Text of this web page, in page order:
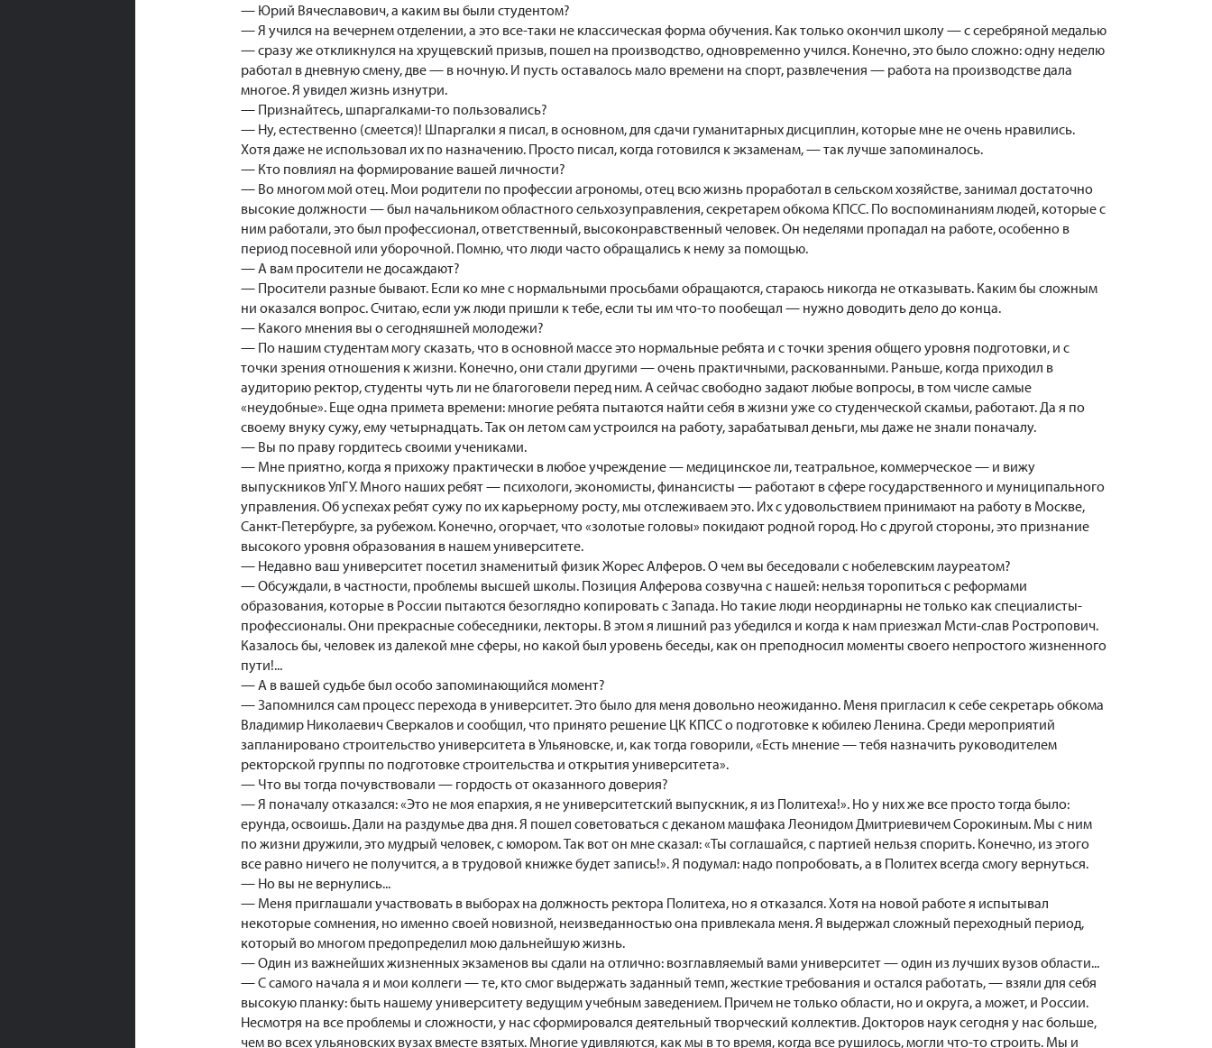
— Юрий Вячеславович, а каким вы были студентом?
— Я учился на вечернем отделении, а это все-таки не классическая форма обучения. Как только окончил школу — с серебряной медалью
— сразу же откликнулся на хрущевский призыв, пошел на производство, одновременно учился. Конечно, это было сложно: одну неделю
работал в дневную смену, две — в ночную. И пусть оставалось мало времени на спорт, развлечения — работа на производстве дала
многое. Я увидел жизнь изнутри.
— Признайтесь, шпаргалками-то пользовались?
— Ну, естественно (смеется)! Шпаргалки я писал, в основном, для сдачи гуманитарных дисциплин, которые мне не очень нравились.
Хотя даже не использовал их по назначению. Просто писал, когда готовился к экзаменам, — так лучше запоминалось.
— Кто повлиял на формирование вашей личности?
— Во многом мой отец. Мои родители по профессии агрономы, отец всю жизнь проработал в сельском хозяйстве, занимал достаточно
высокие должности — был начальником областного сельхозуправления, секретарем обкома КПСС. По воспоминаниям людей, которые с
ним работали, это был профессионал, ответственный, высоконравственный человек. Он неделями пропадал на работе, особенно в
период посевной или уборочной. Помню, что люди часто обращались к нему за помощью.
— А вам просители не досаждают?
— Просители разные бывают. Если ко мне с нормальными просьбами обращаются, стараюсь никогда не отказывать. Каким бы сложным
ни оказался вопрос. Считаю, если уж люди пришли к тебе, если ты им что-то пообещал — нужно доводить дело до конца.
— Какого мнения вы о сегодняшней молодежи?
— По нашим студентам могу сказать, что в основной массе это нормальные ребята и с точки зрения общего уровня подготовки, и с
точки зрения отношения к жизни. Конечно, они стали другими — очень практичными, раскованными. Раньше, когда приходил в
аудиторию ректор, студенты чуть ли не благоговели перед ним. А сейчас свободно задают любые вопросы, в том числе самые
«неудобные». Еще одна примета времени: многие ребята пытаются найти себя в жизни уже со студенческой скамьи, работают. Да я по
своему внуку сужу, ему четырнадцать. Так он летом сам устроился на работу, зарабатывал деньги, мы даже не знали поначалу.
— Вы по праву гордитесь своими учениками.
— Мне приятно, когда я прихожу практически в любое учреждение — медицинское ли, театральное, коммерческое — и вижу
выпускников УлГУ. Много наших ребят — психологи, экономисты, финансисты — работают в сфере государственного и муниципального
управления. Об успехах ребят сужу по их карьерному росту, мы отслеживаем это. Их с удовольствием принимают на работу в Москве,
Санкт-Петербурге, за рубежом. Конечно, огорчает, что «золотые головы» покидают родной город. Но с другой стороны, это признание
высокого уровня образования в нашем университете.
— Недавно ваш университет посетил знаменитый физик Жорес Алферов. О чем вы беседовали с нобелевским лауреатом?
— Обсуждали, в частности, проблемы высшей школы. Позиция Алферова созвучна с нашей: нельзя торопиться с реформами
образования, которые в России пытаются безоглядно копировать с Запада. Но такие люди неординарны не только как специалисты-
профессионалы. Они прекрасные собеседники, лекторы. В этом я лишний раз убедился и когда к нам приезжал Мсти-слав Ростропович.
Казалось бы, человек из далекой мне сферы, но какой был уровень беседы, как он преподносил моменты своего непростого жизненного
пути!...
— А в вашей судьбе был особо запоминающийся момент?
— Запомнился сам процесс перехода в университет. Это было для меня довольно неожиданно. Меня пригласил к себе секретарь обкома
Владимир Николаевич Сверкалов и сообщил, что принято решение ЦК КПСС о подготовке к юбилею Ленина. Среди мероприятий
запланировано строительство университета в Ульяновске, и, как тогда говорили, «Есть мнение — тебя назначить руководителем
ректорской группы по подготовке строительства и открытия университета».
— Что вы тогда почувствовали — гордость от оказанного доверия?
— Я поначалу отказался: «Это не моя епархия, я не университетский выпускник, я из Политеха!». Но у них же все просто тогда было:
ерунда, освоишь. Дали на раздумье два дня. Я пошел советоваться с деканом машфака Леонидом Дмитриевичем Сорокиным. Мы с ним
по жизни дружили, это мудрый человек, с юмором. Так вот он мне сказал: «Ты соглашайся, с партией нельзя спорить. Конечно, из этого
все равно ничего не получится, а в трудовой книжке будет запись!». Я подумал: надо попробовать, а в Политех всегда смогу вернуться.
— Но вы не вернулись...
— Меня приглашали участвовать в выборах на должность ректора Политеха, но я отказался. Хотя на новой работе я испытывал
некоторые сомнения, но именно своей новизной, неизведанностью она привлекала меня. Я выдержал сложный переходный период,
который во многом предопределил мою дальнейшую жизнь.
— Один из важнейших жизненных экзаменов вы сдали на отлично: возглавляемый вами университет — один из лучших вузов области...
— С самого начала я и мои коллеги — те, кто смог выдержать заданный темп, жесткие требования и остался работать, — взяли для себя
высокую планку: быть нашему университету ведущим учебным заведением. Причем не только области, но и округа, а может, и России.
Несмотря на все проблемы и сложности, у нас сформировался деятельный творческий коллектив. Докторов наук сегодня у нас больше,
чем во всех ульяновских вузах вместе взятых. Многие удивляются, как мы в то время, когда все рушилось, могли что-то строить. Мы и